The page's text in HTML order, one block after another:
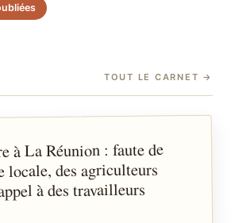
TOUT LE CARNET →
à La Réunion : faute de
locale, des agriculteurs
à des travailleurs